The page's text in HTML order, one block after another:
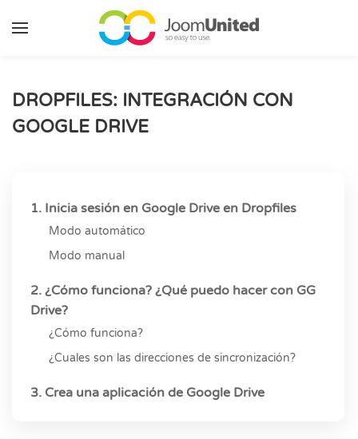
Saltar al contenido principal
DROPFILES: INTEGRACIÓN CON
GOOGLE DRIVE
1. Inicia sesión en Google Drive en Dropfiles
Modo automático
Modo manual
2. ¿Cómo funciona? ¿Qué puedo hacer con GG
Drive?
¿Cómo funciona?
¿Cuales son las direcciones de sincronización?
3. Crea una aplicación de Google Drive